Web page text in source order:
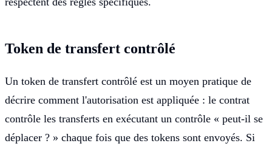
Token de transfert contrôlé
Un token de transfert contrôlé est un moyen pratique de
décrire comment l'autorisation est appliquée : le contrat
contrôle les transferts en exécutant un contrôle « peut-il se
déplacer ? » chaque fois que des tokens sont envoyés. Si